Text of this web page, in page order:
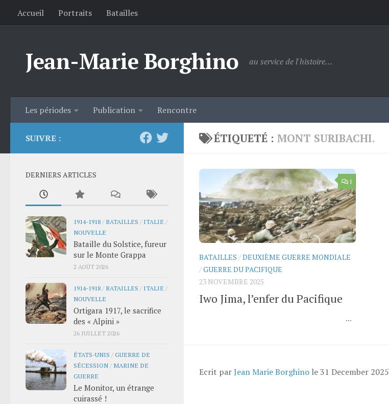
Skip to content
Accueil Portraits Batailles
Jean-Marie Borghino au service de l'histoire…
Les périodes Publication Rencontre
ÉTIQUETÉ : MONT SURIBACHI.
1
BATAILLES /DEUXIÈME GUERRE MONDIALE
/GUERRE DU PACIFIQUE
23 NOVEMBRE 2025
Iwo Jima, l’enfer du Pacifique
...
Ecrit parJean Marie Borghino le31 December 2025
SUIVRE :
DERNIERS ARTICLES
1914-1918 / BATAILLES / ITALIE /
NOUVELLE
Bataille du Solstice, fureur
sur le Monte Grappa
2 AOÛT 2026
1914-1918 / BATAILLES / ITALIE /
NOUVELLE
Ortigara 1917, le sacrifice
des « Alpini »
26 JUILLET 2026
ÉTATS-UNIS /GUERRE DE
SÉCESSION / MARINE DE
GUERRE
Le Monitor, un étrange
cuirassé !